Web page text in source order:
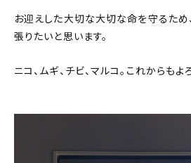
お迎えした大切な大切な命を守るた
張りたいと思います。
ニコ、ムギ、チビ、マルコ。これからもよ